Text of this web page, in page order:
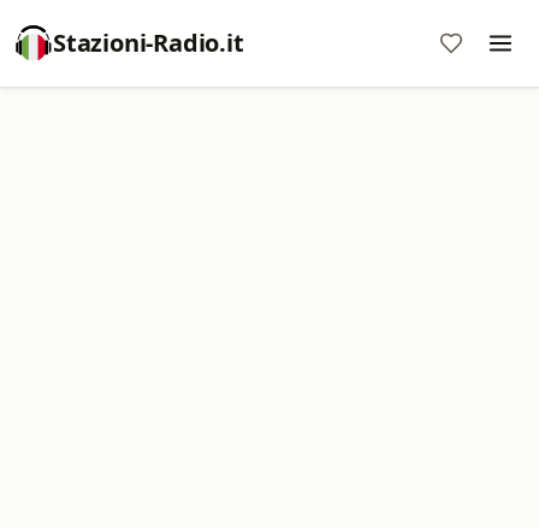
Stazioni-Radio.it